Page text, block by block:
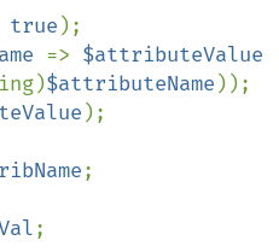
true );
=> $attributeValue
$attributeName ));
);
;
;